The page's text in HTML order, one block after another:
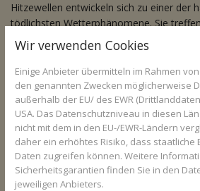
Hitzewellen entwickeln sich zu einer der
tödlichsten Wetterphänomene. Sie
Bevölkerungsgruppen wie ältere
Personen mit Vorerkrankungen. Studien
Städte mit höherer Baumdichte eine
hitzebedingten Todesfällen aufweisen. In
Temperaturen moderater, was die
menschlichen Körper verringert und die
Einwohner schützt.
Weitere Vorteile von
Stadt
Wir verwenden Cookies
Einige Anbieter übermitteln im Rahmen
den genannten Zwecken möglicherweise
außerhalb der EU/ des EWR
USA. Das Datenschutzniveau in diesen
nicht mit dem in den EU-/EWR-Ländern
daher ein erhöhtes Risiko, dass staatliche
Daten zugreifen können. Weitere
Sicherheitsgarantien finden Sie in den
jeweiligen Anbieters.